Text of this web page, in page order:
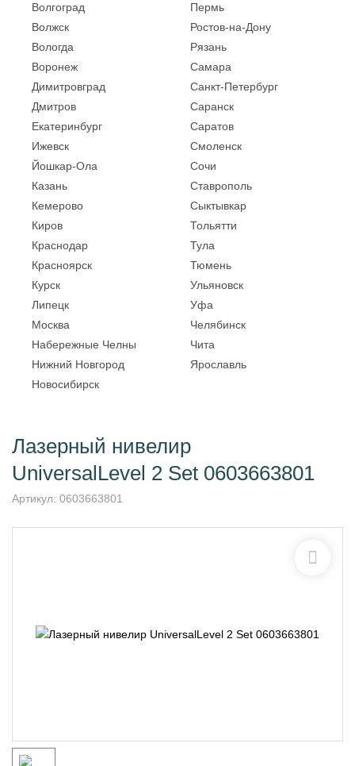
Волгоград
Волжск
Вологда
Воронеж
Димитровград
Дмитров
Екатеринбург
Ижевск
Йошкар-Ола
Казань
Кемерово
Киров
Краснодар
Красноярск
Курск
Липецк
Москва
Набережные Челны
Нижний Новгород
Новосибирск
Пермь
Ростов-на-Дону
Рязань
Самара
Санкт-Петербург
Саранск
Саратов
Смоленск
Сочи
Ставрополь
Сыктывкар
Тольятти
Тула
Тюмень
Ульяновск
Уфа
Челябинск
Чита
Ярославль
Лазерный нивелир
UniversalLevel 2 Set 0603663801
Артикул: 0603663801